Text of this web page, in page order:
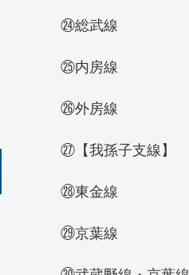
㉔総武線
㉕内房線
㉖外房線
㉗【我孫子支線】
㉘東金線
㉙京葉線